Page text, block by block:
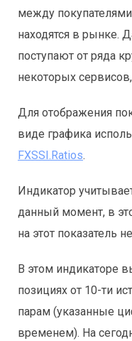
между
находятся в рынке.
поступают от ряда
некоторых
Для отображения
виде графика
FXSSI.Ratios.
Индикатор
данный момент, в
на этот показатель
В этом индикаторе
позициях от 10-ти
парам (указанные
временем). На